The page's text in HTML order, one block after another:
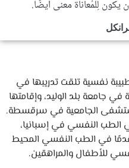
يكون لِلْمُعاناة معنى أيضًا.
نفسية تلقت تدريبها في
جامعة بلد الوليد، وإقامتها
الجامعية في سرقسطة.
الطب النفسي في إسبانيا،
في الطب النفسي المحيط
للأطفال والمراهقين.